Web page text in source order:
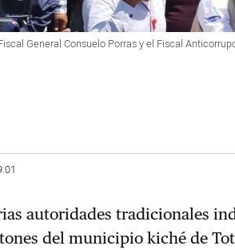
General Consuelo Porras y el Fiscal
autoridades tradicionales
del municipio kiché de